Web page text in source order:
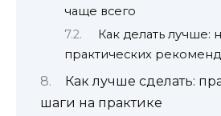
чаще всего
Как делать лучше:
практических
Как лучше сделать:
шаги на практике